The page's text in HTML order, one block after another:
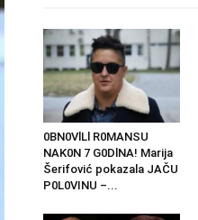
0BN0VlLl R0MANSU
NAK0N 7 G0DlNA! Marija
Šerifović pokazala JAČU
P0L0VINU –...